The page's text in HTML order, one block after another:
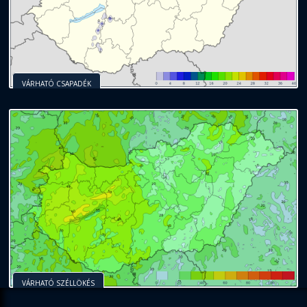
VÁRHATÓ CSAPADÉK
VÁRHATÓ SZÉLLÖKÉS